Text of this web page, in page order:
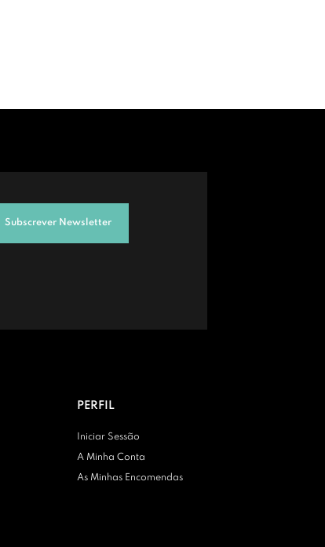
Subscrever Newsletter
PERFIL
Iniciar Sessão
A Minha Conta
As Minhas Encomendas